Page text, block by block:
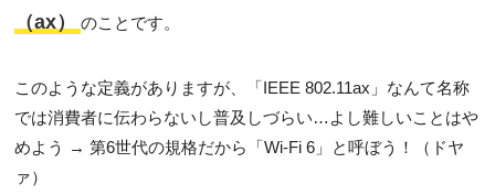
（ax）
のことです。
このような定義がありますが、「IEEE 802.11ax」なんて名称
では消費者に伝わらないし普及しづらい…よし難しいことはや
めよう → 第6世代の規格だから「Wi-Fi 6」と呼ぼう！（ドヤ
ァ）